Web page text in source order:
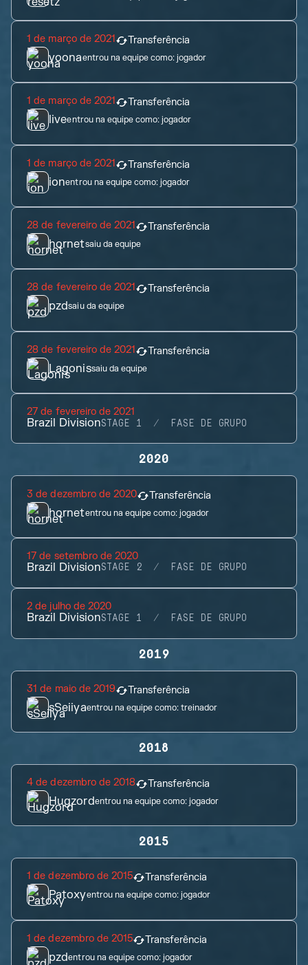
1 de março de 2021 Transferência
yoonaentrou na equipe como:jogador
1 de março de 2021 Transferência
liveentrou na equipe como:jogador
1 de março de 2021 Transferência
ionentrou na equipe como:jogador
28 de fevereiro de 2021 Transferência
hornetsaiu da equipe
28 de fevereiro de 2021 Transferência
pzdsaiu da equipe
28 de fevereiro de 2021 Transferência
Lagonissaiu da equipe
27 de fevereiro de 2021
Brazil DivisionSTAGE 1 FASE DE GRUPO
2020
3 de dezembro de 2020 Transferência
hornetentrou na equipe como:jogador
17 de setembro de 2020
Brazil DivisionSTAGE 2 FASE DE GRUPO
2 de julho de 2020
Brazil DivisionSTAGE 1 FASE DE GRUPO
2019
31 de maio de 2019 Transferência
sSeiiyaentrou na equipe como:treinador
2018
4 de dezembro de 2018 Transferência
Hugzordentrou na equipe como:jogador
2015
1 de dezembro de 2015 Transferência
Patoxyentrou na equipe como:jogador
1 de dezembro de 2015 Transferência
pzdentrou na equipe como:jogador